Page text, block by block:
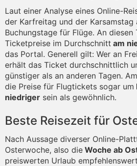
Laut einer Analyse eines Online-
der Karfreitag und der Karsamstag
Buchungstage für Flüge. An diesen
Ticketpreise im Durchschnitt am
das Portal. Generell gilt: Wer an
erhält das Ticket durchschnittlich
günstiger als an anderen Tagen.
die Preise für Flugtickets sogar um
niedriger sein als gewöhnlich.
Beste Reisezeit für
Nach Aussage diverser Online-
Osterwoche, also die Woche ab
preiswerten Urlaub